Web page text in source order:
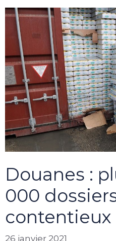
Douanes :
000
contentieux
26 janvier 2021